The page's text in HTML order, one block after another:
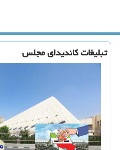
تبلیغات كاندیدای مجلس